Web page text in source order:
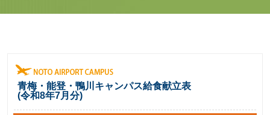
青梅・能登・鴨川キャンパス給食献立表
(令和8年7月分)